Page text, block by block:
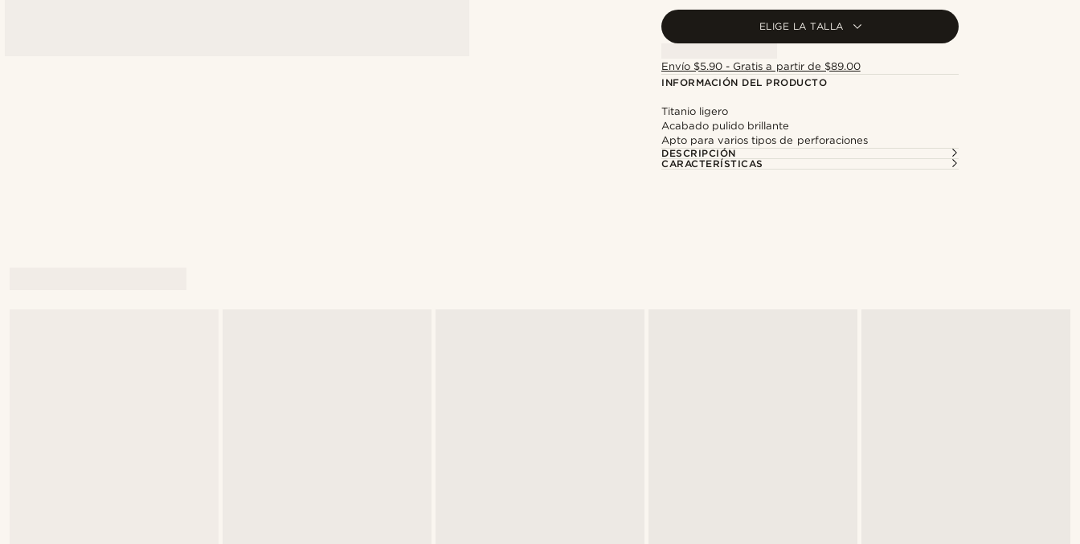
ELIGE LA TALLA
Envío $5.90 - Gratis a partir de $89.00
INFORMACIÓN DEL PRODUCTO
Titanio ligero
Acabado pulido brillante
Apto para varios tipos de perforaciones
DESCRIPCIÓN
CARACTERÍSTICAS